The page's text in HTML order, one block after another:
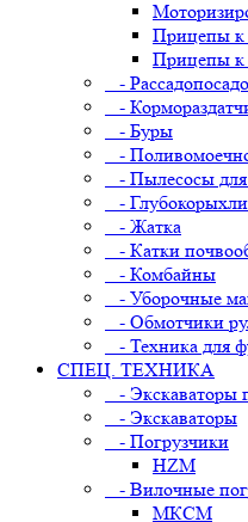
Прицепы к
Прицепы к
-
-
- Буры
-
- Пылесосы
-
- Жатка
- Катки
- Комбайны
- Уборочные
- Обмотчики
- Техника для
СПЕЦ. ТЕХНИКА
- Экскаваторы
- Экскаваторы
- Погрузчики
HZM
- Вилочные
МКСМ